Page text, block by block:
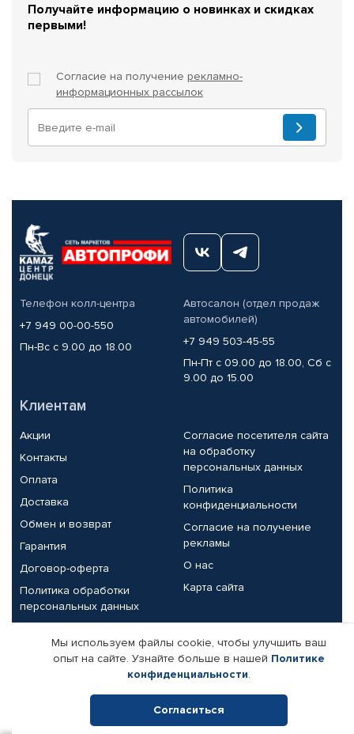
Получайте информацию о новинках и скидках
первыми!
Согласие на получение рекламно-
информационных рассылок
Телефон колл-центра
+7 949 00-00-550
Пн-Вс с 9.00 до 18.00
Автосалон (отдел продаж
автомобилей)
+7 949 503-45-55
Пн-Пт с 09.00 до 18.00, Сб с
9.00 до 15.00
Клиентам
Акции
Контакты
Оплата
Доставка
Обмен и возврат
Гарантия
Договор-оферта
Политика обработки
персональных данных
Согласие посетителя сайта
на обработку
персональных данных
Политика
конфиденциальности
Согласие на получение
рекламы
О нас
Карта сайта
Партнерам
Корпоративным клиентам
Поставщикам
Реквизиты компании
Мы используем файлы cookie, чтобы улучшить ваш
опыт на сайте. Узнайте больше в нашей Политике
конфиденциальности.
Согласиться